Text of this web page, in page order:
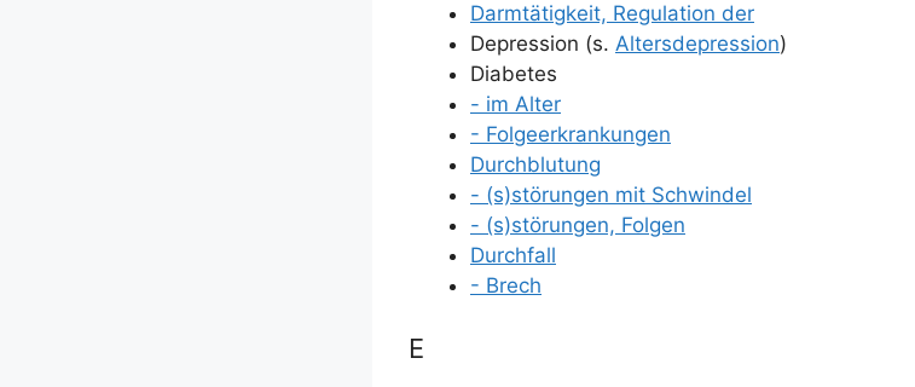
Darm­tä­tig­keit, Regu­la­ti­on der
Depres­si­on (s. Alters­de­pres­si­on)
Dia­be­tes
- im Alter
- Fol­ge­er­kran­kun­gen
Durch­blu­tung
- (s)störungen mit Schwindel
- (s)störungen, Folgen
Durch­fall
- Brech
E